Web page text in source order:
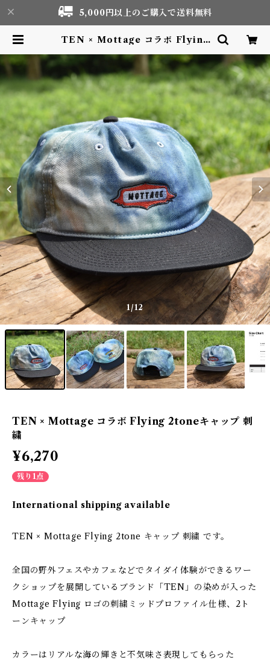
5,000円以上のご購入で送料無料
TEN × Mottage コラボ Flying
& Outdoor Adventure Touris
m gear shop
1/12
TEN × Mottage コラボ Flying 2toneキャップ 刺
繍
¥6,270
残り1点
International shipping available
TEN × Mottage Flying 2tone キャップ 刺繍 です。
全国の野外フェスやカフェなどでタイダイ体験ができるワー
クショップを展開しているブランド「TEN」の染めが入った
Mottage Flying ロゴの刺繍ミッドプロファイル仕様、2ト
ーンキャップ
カラーはリアルな海の輝きと不気味さ表現してもらった